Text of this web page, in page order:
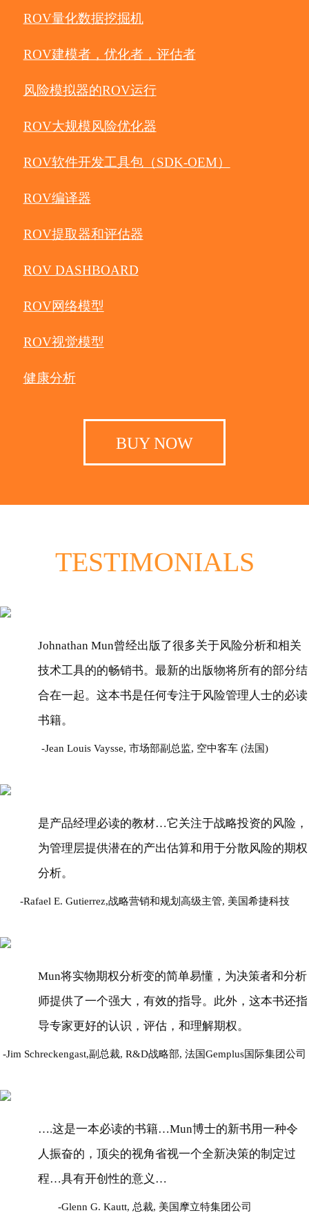
ROV量化数据挖掘机
ROV建模者，优化者，评估者
风险模拟器的ROV运行
ROV大规模风险优化器
ROV软件开发工具包（SDK-OEM）
ROV编译器
ROV提取器和评估器
ROV DASHBOARD
ROV网络模型
ROV视觉模型
健康分析
BUY NOW
TESTIMONIALS
Johnathan Mun曾经出版了很多关于风险分析和相关
技术工具的的畅销书。最新的出版物将所有的部分结
合在一起。这本书是任何专注于风险管理人士的必读
书籍。
Jean Louis Vaysse, 市场部副总监, 空中客车 (法国)
是产品经理必读的教材…它关注于战略投资的风险，
为管理层提供潜在的产出估算和用于分散风险的期权
分析。
Rafael E. Gutierrez,战略营销和规划高级主管, 美国希捷科技
Mun将实物期权分析变的简单易懂，为决策者和分析
师提供了一个强大，有效的指导。此外，这本书还指
导专家更好的认识，评估，和理解期权。
Jim Schreckengast,副总裁, R&D战略部, 法国Gemplus国际集团公司
….这是一本必读的书籍…Mun博士的新书用一种令
人振奋的，顶尖的视角省视一个全新决策的制定过
程…具有开创性的意义…
Glenn G. Kautt, 总裁, 美国摩立特集团公司